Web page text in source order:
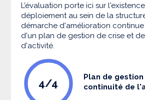
L’évaluation porte ici sur
déploiement au sein de la
démarche d'amélioration
d'un plan de gestion de crise et
d'activité.
4/4
Plan de
continuité de